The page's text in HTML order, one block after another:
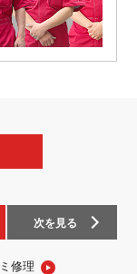
次を見る
修理